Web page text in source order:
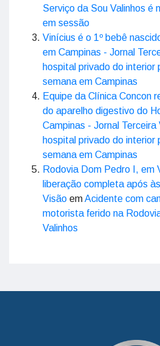
Serviço da Sou Valinhos é
em sessão
Vinícius é o 1º bebê
em Campinas - Jornal
hospital privado do interior
semana em Campinas
Equipe da Clínica Concon
do aparelho digestivo do
Campinas - Jornal Terceira
hospital privado do interior
semana em Campinas
Rodovia Dom Pedro I, em
liberação completa após
Visão emAcidente com
motorista ferido na
Valinhos